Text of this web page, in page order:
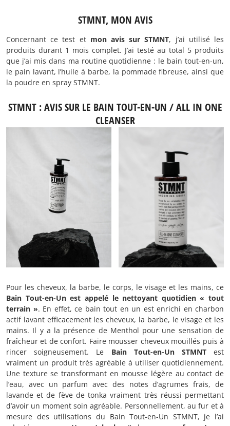
STMNT, MON AVIS
Concernant ce test et mon avis sur STMNT, j’ai utilisé les
produits durant 1 mois complet. J’ai testé au total 5 produits
que j’ai mis dans ma routine quotidienne : le bain tout-en-un,
le pain lavant, l’huile à barbe, la pommade fibreuse, ainsi que
la poudre en spray STMNT.
STMNT : AVIS SUR LE BAIN TOUT-EN-UN / ALL IN ONE
CLEANSER
Pour les cheveux, la barbe, le corps, le visage et les mains, ce
Bain Tout-en-Un est appelé le nettoyant quotidien « tout
terrain ». En effet, ce bain tout en un est enrichi en charbon
actif lavant efficacement les cheveux, la barbe, le visage et les
mains. Il y a la présence de Menthol pour une sensation de
fraîcheur et de confort. Faire mousser cheveux mouillés puis à
rincer soigneusement. Le Bain Tout-en-Un STMNTest
vraiment un produit très agréable à utiliser quotidiennement.
Une texture se transformant en mousse légère au contact de
l’eau, avec un parfum avec des notes d’agrumes frais, de
lavande et de fève de tonka vraiment très réussi permettant
d’avoir un moment soin agréable. Personnellement, au fur et à
mesure des utilisations du Bain Tout-en-Un STMNT, je l’ai